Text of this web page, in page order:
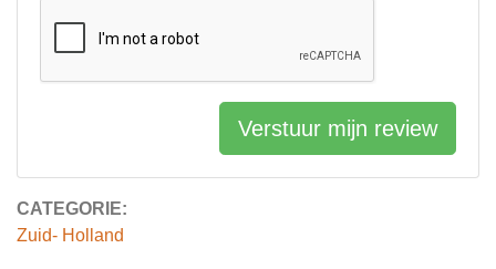
CATEGORIE:
Zuid- Holland
Verstuur mijn review